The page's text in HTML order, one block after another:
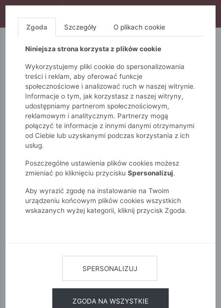
S10), DODATKOWE 15% ZA 3SZT (KOD: S15)
5.10.15. QUIOSQUE
Monnari Zobacz wszystko Swetry
długi rękaw
Ażurowy sweter w kolorze śmietanki
Zgoda Szczegóły O plikach cookie
Niniejsza strona korzysta z plików cookie
Wykorzystujemy pliki cookie do spersonalizowania
treści i reklam, aby oferować funkcje
społecznościowe i analizować ruch w naszej witrynie.
Informacje o tym, jak korzystasz z naszej witryny,
udostępniamy partnerom społecznościowym,
reklamowym i analitycznym. Partnerzy mogą
połączyć te informacje z innymi danymi otrzymanymi
od Ciebie lub uzyskanymi podczas korzystania z ich
usług.
Poszczególne ustawienia plików cookies możesz
zmieniać po kliknięciu przycisku Spersonalizuj.
Aby wyrazić zgodę na instalowanie na Twoim
urządzeniu końcowym plików cookies wszystkich
wskazanych wyżej kategorii, kliknij przycisk Zgoda.
SPERSONALIZUJ
ZGODA NA WSZYSTKIE